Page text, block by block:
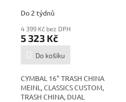
Do 2 týdnů
4 399 Kč bez DPH
5 323 Kč
Do košíku
CYMBAL 16" TRASH CHINA
MEINL, CLASSICS CUSTOM,
TRASH CHINA, DUAL